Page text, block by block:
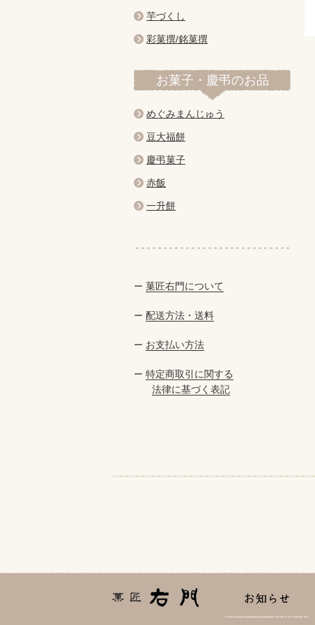
芋づくし
彩菓撰/銘菓撰
お菓子・慶弔のお品
めぐみまんじゅう
豆大福餅
慶弔菓子
赤飯
一升餅
ー 菓匠右門について
ー 配送方法・送料
ー お支払い方法
ー 特定商取引に関する
法律に基づく表記